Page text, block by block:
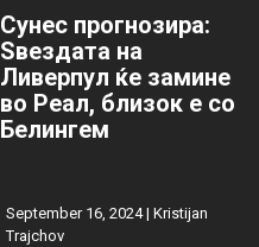
Сунес прогнозира:
Ѕвездата на
Ливерпул ќе замине
во Реал, близок е со
Белингем
September 16, 2024 | Kristijan
Trajchov